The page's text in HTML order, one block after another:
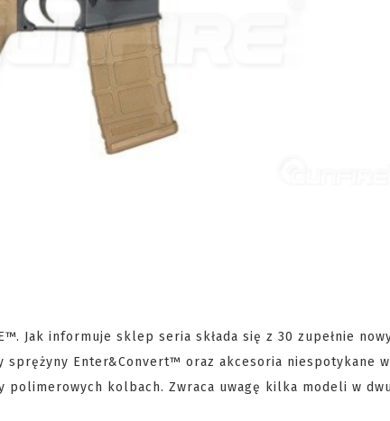
Jak informuje sklep seria składa się z 30 zupełnie
sprężyny Enter&Convert™ oraz akcesoria niespotykane
polimerowych kolbach. Zwraca uwagę kilka modeli w